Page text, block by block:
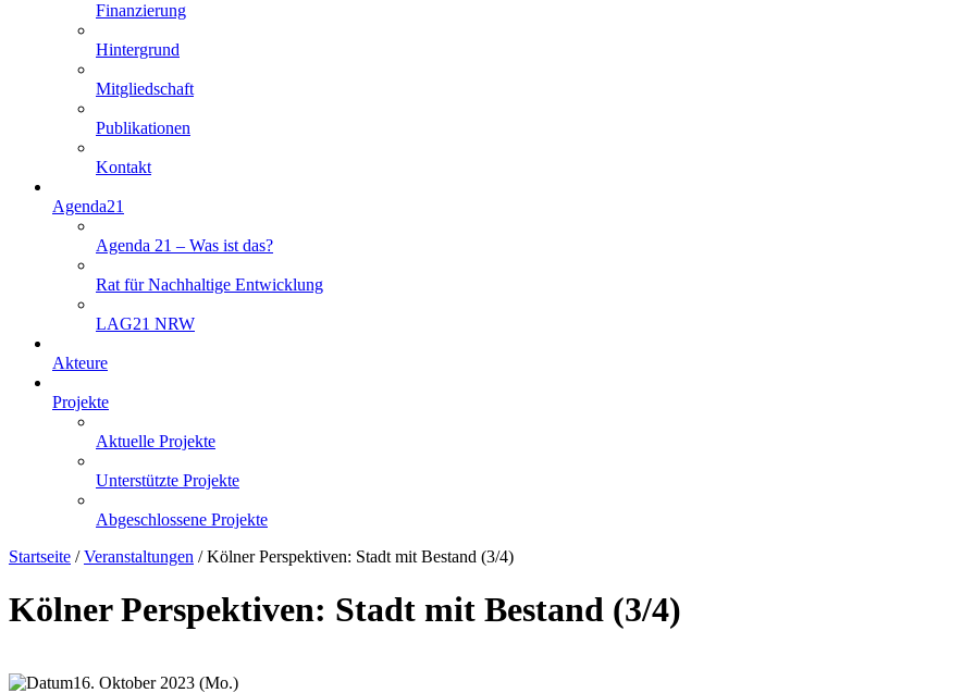
Finanzierung
Hintergrund
Mitgliedschaft
Publikationen
Kontakt
Agenda21
Agenda 21 – Was ist das?
Rat für Nachhaltige Entwicklung
LAG21 NRW
Akteure
Projekte
Aktuelle Projekte
Unterstützte Projekte
Abgeschlossene Projekte
Startseite /Veranstaltungen /Kölner Perspektiven: Stadt mit Bestand (3/4)
Kölner Perspektiven: Stadt mit Bestand (3/4)
16. Oktober 2023 (Mo.)